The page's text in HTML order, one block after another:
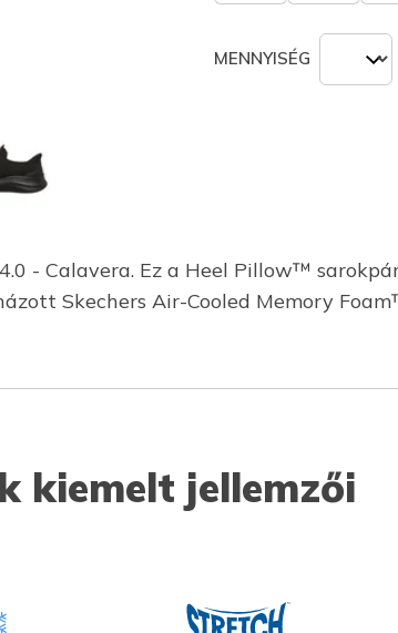
MENNYISÉG
- Calavera. Ez a Heel Pillow™
Skechers Air-Cooled Memory
kiemelt jellemzői